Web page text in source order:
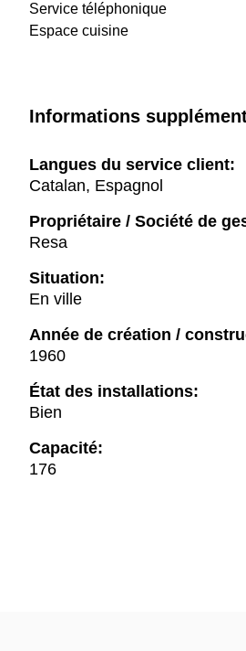
Service téléphonique
Espace cuisine
Informations
Langues du service client:
Catalan, Espagnol
Propriétaire / Société de
Resa
Situation:
En ville
Année de création /
1960
État des installations:
Bien
Capacité:
176